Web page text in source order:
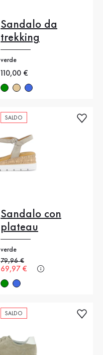
Sandalo da
trekking
verde
Nuovo prezzo
110,00 €
SALDO
Sandalo con
plateau
verde
Prezzo precedente
79,96 €
Nuovo prezzo
69,97 €
SALDO